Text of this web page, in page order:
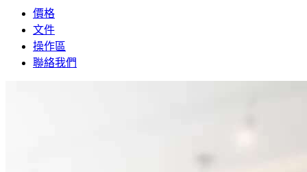
價格
文件
操作區
聯絡我們